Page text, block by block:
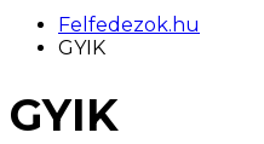
Felfedezok.hu
GYIK
GYIK